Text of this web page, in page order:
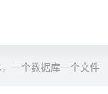
一个数据库一个文件